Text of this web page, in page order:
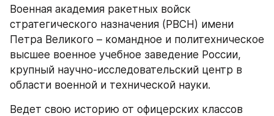
Военная академия ракетных войск
стратегического назначения (РВСН) имени
Петра Великого – командное и политехническое
высшее военное учебное заведение России,
крупный научно-исследовательский центр в
области военной и технической науки.
Ведет свою историю от офицерских классов